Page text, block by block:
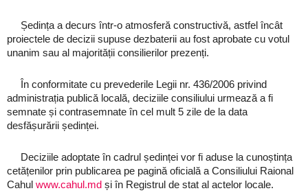
Ședința a decurs într-o atmosferă constructivă, astfel încât
proiectele de decizii supuse dezbaterii au fost aprobate cu votul
unanim sau al majorității consilierilor prezenți.
În conformitate cu prevederile Legii nr. 436/2006 privind
administrația publică locală, deciziile consiliului urmează a fi
semnate și contrasemnate în cel mult 5 zile de la data
desfășurării ședinței.
Deciziile adoptate în cadrul ședinței vor fi aduse la cunoștința
cetățenilor prin publicarea pe pagină oficială a Consiliului Raional
Cahul www.cahul.md și în Registrul de stat al actelor locale.